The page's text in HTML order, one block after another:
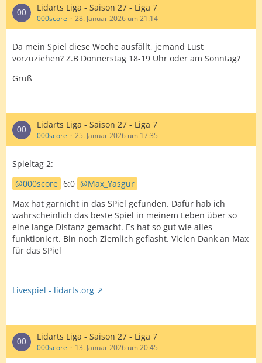
Lidarts Liga - Saison 27 - Liga 7
000score 28. Januar 2026 um 21:14
Da mein Spiel diese Woche ausfällt, jemand Lust
vorzuziehen? Z.B Donnerstag 18-19 Uhr oder am Sonntag?
Gruß
Lidarts Liga - Saison 27 - Liga 7
000score 25. Januar 2026 um 17:35
Spieltag 2:
000score 6:0
Max_Yasgur
Max hat garnicht in das SPiel gefunden. Dafür hab ich
wahrscheinlich das beste Spiel in meinem Leben über so
eine lange Distanz gemacht. Es hat so gut wie alles
funktioniert. Bin noch Ziemlich geflasht. Vielen Dank an Max
für das SPiel
Livespiel - lidarts.org
Lidarts Liga - Saison 27 - Liga 7
000score 13. Januar 2026 um 20:45